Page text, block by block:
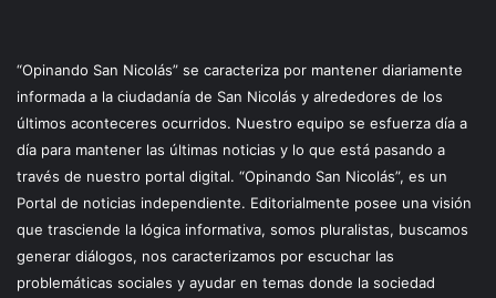
“Opinando San Nicolás” se caracteriza por mantener diariamente
informada a la ciudadanía de San Nicolás y alrededores de los
últimos aconteceres ocurridos. Nuestro equipo se esfuerza día a
día para mantener las últimas noticias y lo que está pasando a
través de nuestro portal digital. “Opinando San Nicolás”, es un
Portal de noticias independiente. Editorialmente posee una visión
que trasciende la lógica informativa, somos pluralistas, buscamos
generar diálogos, nos caracterizamos por escuchar las
problemáticas sociales y ayudar en temas donde la sociedad